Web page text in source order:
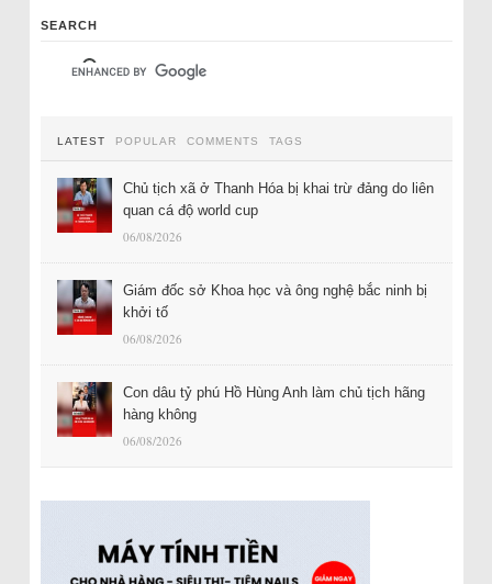
SEARCH
LATEST POPULAR COMMENTS TAGS
Chủ tịch xã ở Thanh Hóa bị khai trừ đảng do liên
quan cá độ world cup
06/08/2026
Giám đốc sở Khoa học và ông nghệ bắc ninh bị
khởi tố
06/08/2026
Con dâu tỷ phú Hồ Hùng Anh làm chủ tịch hãng
hàng không
06/08/2026